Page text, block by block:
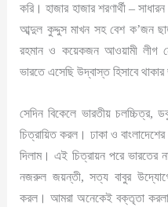
করি। হাজার হাজার শরণার্থী –
আব্দুল কুদ্দুস মাখন সহ বেশ ক’জন
রহমান ও কয়েকজন আওয়ামী লীগ
ভারতে এসেছি উদ্বাস্ত হিসাবে
সেদিন বিকেলে ভারতীয় চলচ্চিত্র,
চিত্রায়িত করল। ঢাকা ও
দিলাম। এই চিত্রায়ন পরে ভারতের
নজরুল জয়ন্তী, সত্য বাবুর উদ্যোগে
করল। আমরা অনেকেই বক্তৃতা